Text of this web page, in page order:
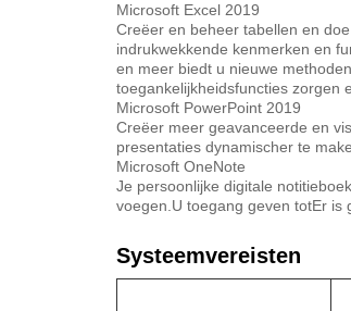
Microsoft Excel 2019
Creëer en beheer tabellen en
indrukwekkende kenmerken en
en meer biedt u nieuwe
toegankelijkheidsfuncties zorgen
Microsoft PowerPoint 2019
Creëer meer geavanceerde en
presentaties dynamischer te
Microsoft OneNote
Je persoonlijke digitale
voegen.U toegang geven totEr is
Systeemvereisten